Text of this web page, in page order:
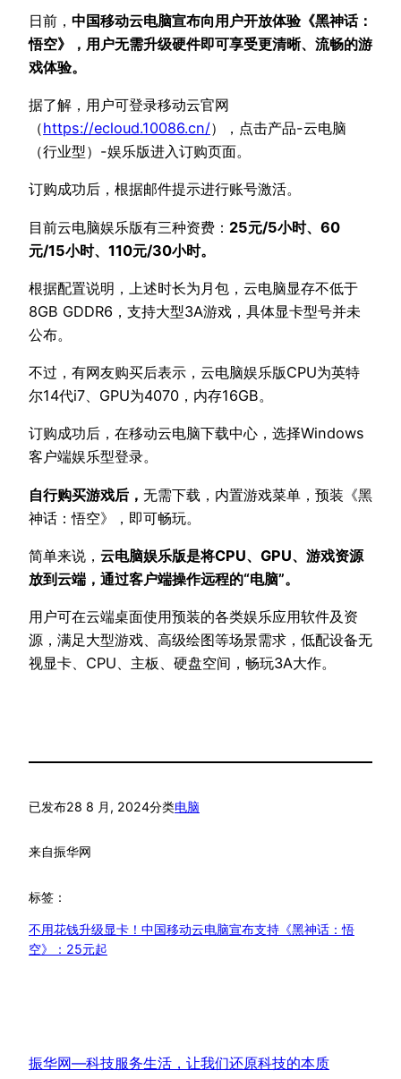
日前， 中国移动云电脑宣布向用户开放体验《黑神话：
悟空》，用户无需升级硬件即可享受更清晰、流畅的游
戏体验。
据了解，用户可登录移动云官网
（https://ecloud.10086.cn/），点击产品-云电脑
（行业型）-娱乐版进入订购页面。
订购成功后，根据邮件提示进行账号激活。
目前云电脑娱乐版有三种资费： 25元/5小时、60
元/15小时、110元/30小时。
根据配置说明，上述时长为月包，云电脑显存不低于
8GB GDDR6，支持大型3A游戏，具体显卡型号并未
公布。
不过，有网友购买后表示，云电脑娱乐版CPU为英特
尔14代i7、GPU为4070，内存16GB。
订购成功后，在移动云电脑下载中心，选择Windows
客户端娱乐型登录。
自行购买游戏后， 无需下载，内置游戏菜单，预装《黑
神话：悟空》，即可畅玩。
简单来说， 云电脑娱乐版是将CPU、GPU、游戏资源
放到云端，通过客户端操作远程的“电脑”。
用户可在云端桌面使用预装的各类娱乐应用软件及资
源，满足大型游戏、高级绘图等场景需求，低配设备无
视显卡、CPU、主板、硬盘空间，畅玩3A大作。
已发布28 8 月, 2024分类电脑
来自振华网
标签：
不用花钱升级显卡！中国移动云电脑宣布支持《黑神话：悟
空》：25元起
振华网—科技服务生活，让我们还原科技的本质